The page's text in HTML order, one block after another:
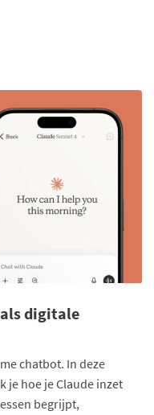
digitale
chatbot. In deze
hoe je Claude inzet
begrijpt,